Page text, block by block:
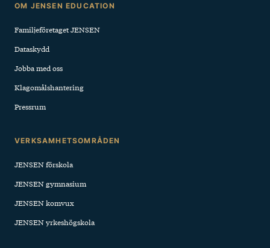
Sidfot
OM JENSEN EDUCATION
Familjeföretaget JENSEN
Dataskydd
Jobba med oss
Klagomålshantering
Pressrum
VERKSAMHETSOMRÅDEN
JENSEN förskola
JENSEN gymnasium
JENSEN komvux
JENSEN yrkeshögskola